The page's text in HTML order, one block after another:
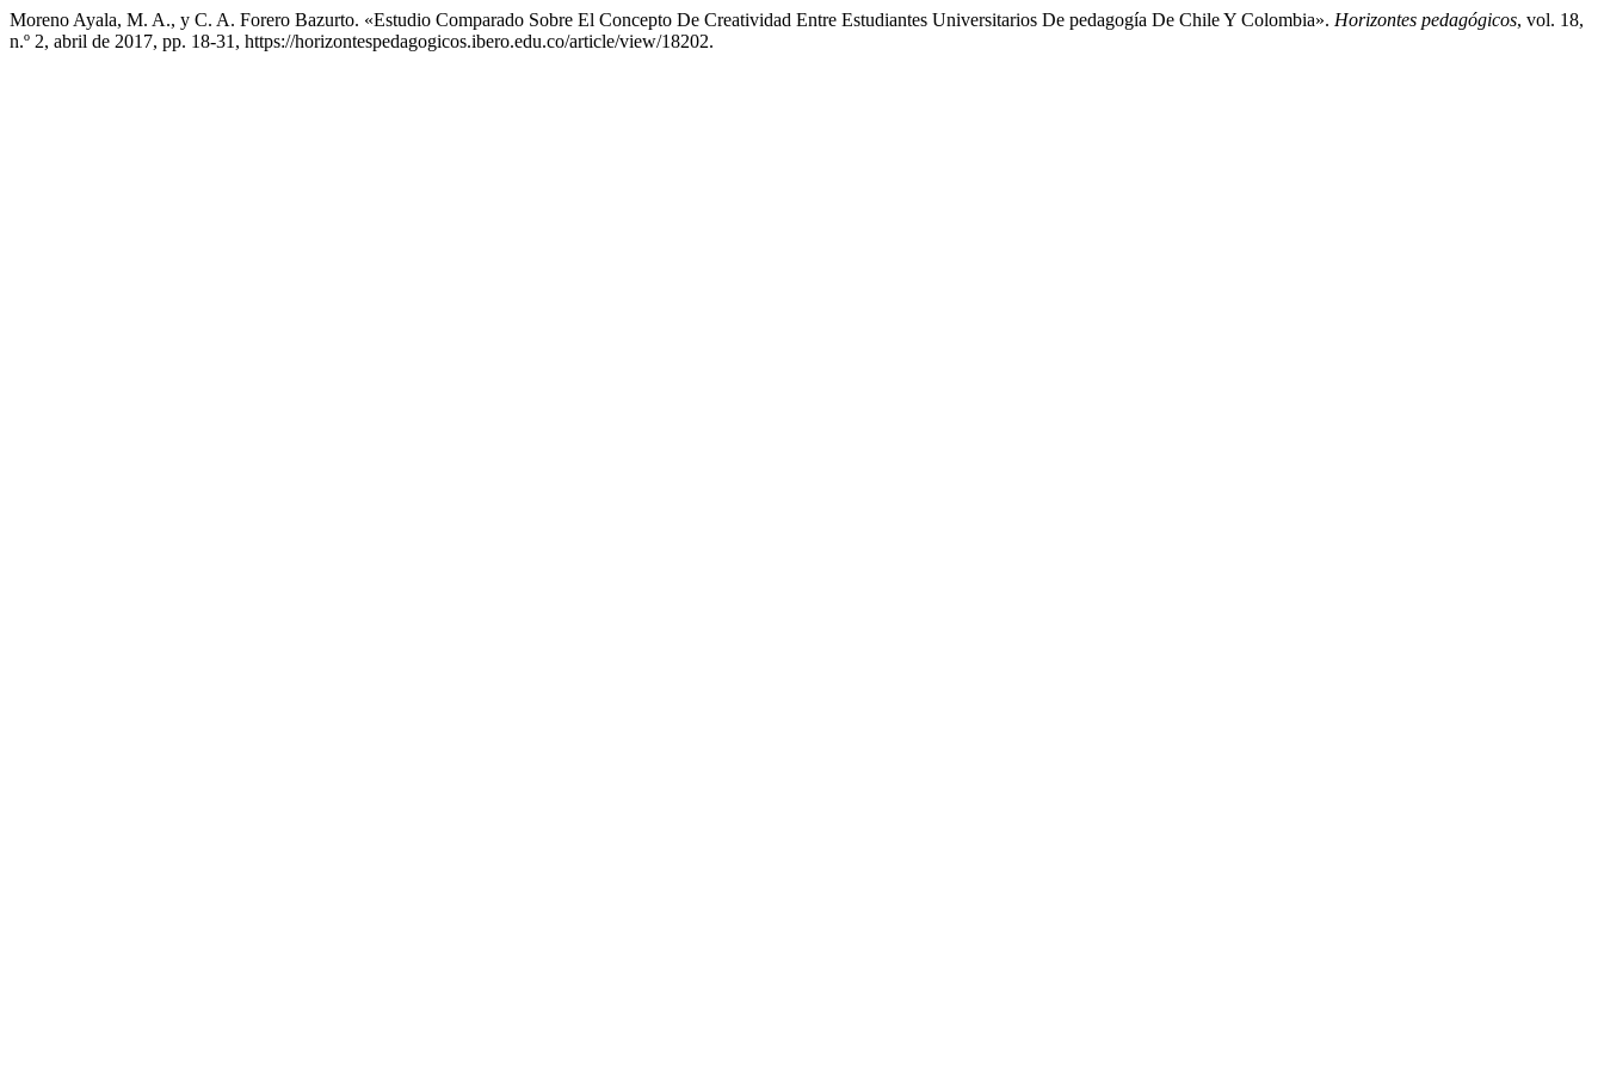
Moreno Ayala, M. A., y C. A. Forero Bazurto. «Estudio Comparado Sobre El Concepto De Creatividad Entre Estudiantes Universitarios De pedagogía De Chile Y Colombia». Horizontes pedagógicos, vol. 18,
n.º 2, abril de 2017, pp. 18-31, https://horizontespedagogicos.ibero.edu.co/article/view/18202.